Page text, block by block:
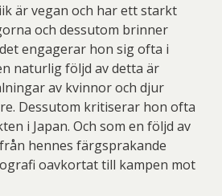
är vegan och har ett starkt
och dessutom brinner
engagerar hon sig ofta i
naturlig följd av detta är
av kvinnor och djur
Dessutom kritiserar hon ofta
i Japan. Och som en följd av
hennes färgsprakande
oavkortat till kampen mot